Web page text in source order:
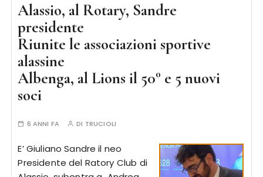
Alassio, al Rotary, Sandre
presidente
Riunite le associazioni sportive
alassine
Albenga, al Lions il 50° e 5 nuovi
soci
6 ANNI FA DI TRUCIOLI
E’ Giuliano Sandre il neo
Presidente del Ratory Club di